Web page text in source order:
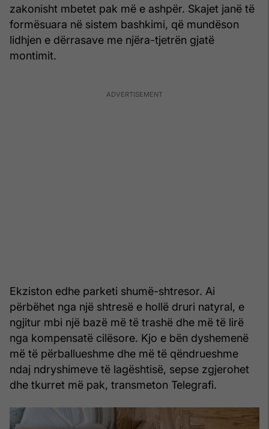
zakonisht mbetet pak më e ashpër. Skajet janë të
formësuara në sistem bashkimi, që mundëson
lidhjen e dërrasave me njëra-tjetrën gjatë
montimit.
Ekziston edhe parketi shumë-shtresor. Ai
përbëhet nga një shtresë e hollë druri natyral, e
ngjitur mbi një bazë më të trashë dhe më të lirë
nga kompensatë cilësore. Kjo e bën dyshemenë
më të përballueshme dhe më të qëndrueshme
ndaj ndryshimeve të lagështisë, sepse zgjerohet
dhe tkurret më pak, transmeton Telegrafi.